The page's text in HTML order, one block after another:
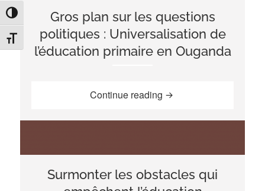
TOGGLE HIGH CONTRAST
TOGGLE FONT SIZE
Gros plan sur les questions
politiques : Universalisation de
l’éducation primaire en Ouganda
Continue reading “Gros plan sur les
Surmonter les obstacles qui